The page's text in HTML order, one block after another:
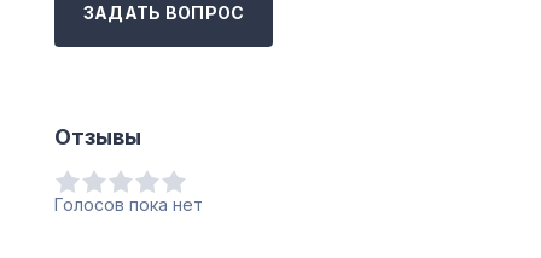
ЗАДАТЬ ВОПРОС
Отзывы
Голосов пока нет